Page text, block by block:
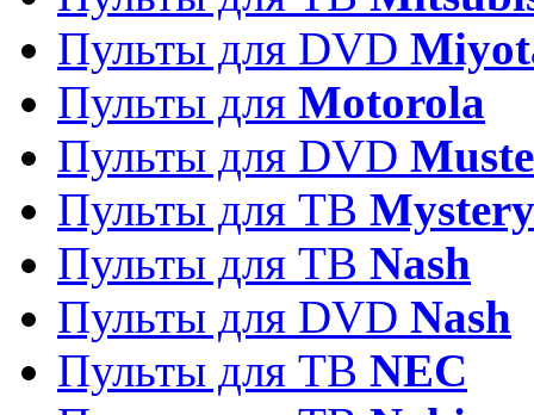
Пульты для DVD
Пульты для Motorola
Пульты для DVD
Пульты для ТВ Mystery
Пульты для ТВ Nash
Пульты для DVD Nash
Пульты для ТВ NEC